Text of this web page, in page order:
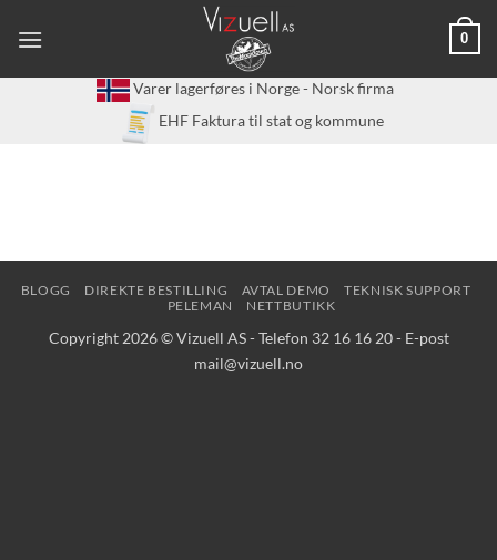
0
Varer lagerføres i Norge - Norsk firma
EHF Faktura til stat og kommune
BLOGG DIREKTE BESTILLING AVTAL DEMO
TEKNISK SUPPORT
PELEMAN
NETTBUTIKK
Copyright 2026 © Vizuell AS - Telefon 32 16 16 20 - E-post
mail@vizuell.no